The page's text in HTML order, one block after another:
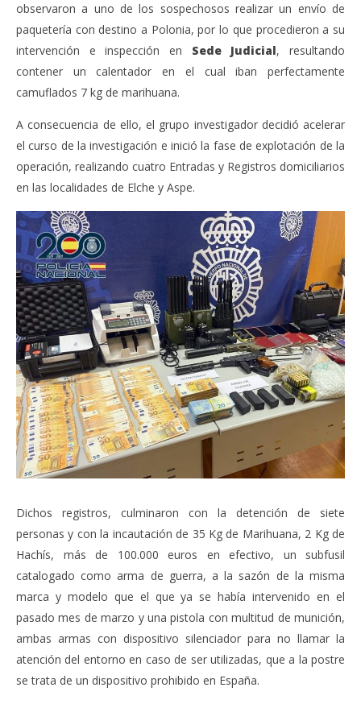
observaron a uno de los sospechosos realizar un envío de
paquetería con destino a Polonia, por lo que procedieron a su
intervención e inspección en Sede Judicial, resultando
contener un calentador en el cual iban perfectamente
camuflados 7 kg de marihuana.
A consecuencia de ello, el grupo investigador decidió acelerar
el curso de la investigación e inició la fase de explotación de la
operación, realizando cuatro Entradas y Registros domiciliarios
en las localidades de Elche y Aspe.
Dichos registros, culminaron con la detención de siete
personas y con la incautación de 35 Kg de Marihuana, 2 Kg de
Hachís, más de 100.000 euros en efectivo, un subfusil
catalogado como arma de guerra, a la sazón de la misma
marca y modelo que el que ya se había intervenido en el
pasado mes de marzo y una pistola con multitud de munición,
ambas armas con dispositivo silenciador para no llamar la
atención del entorno en caso de ser utilizadas, que a la postre
se trata de un dispositivo prohibido en España.